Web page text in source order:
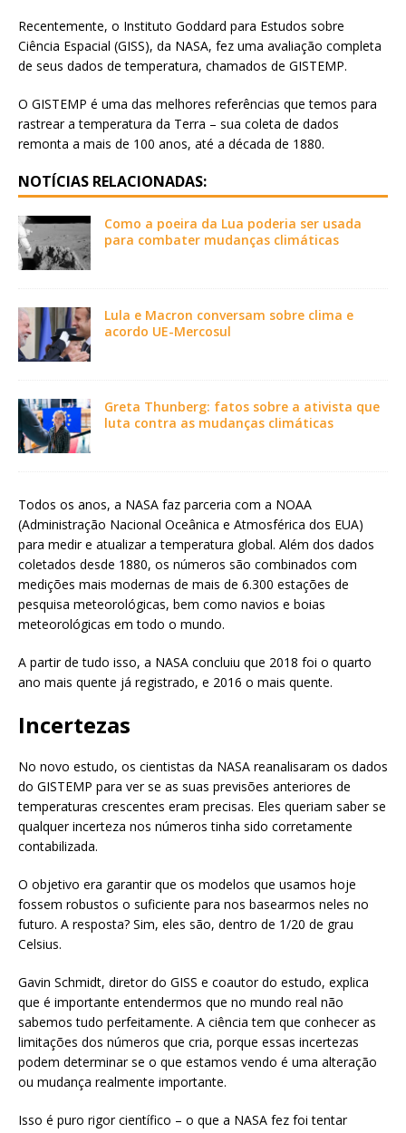
Recentemente, o Instituto Goddard para Estudos sobre
Ciência Espacial (GISS), da NASA, fez uma avaliação completa
de seus dados de temperatura, chamados de GISTEMP.
O GISTEMP é uma das melhores referências que temos para
rastrear a temperatura da Terra – sua coleta de dados
remonta a mais de 100 anos, até a década de 1880.
NOTÍCIAS RELACIONADAS:
Como a poeira da Lua poderia ser usada
para combater mudanças climáticas
Lula e Macron conversam sobre clima e
acordo UE-Mercosul
Greta Thunberg: fatos sobre a ativista que
luta contra as mudanças climáticas
Todos os anos, a NASA faz parceria com a NOAA
(Administração Nacional Oceânica e Atmosférica dos EUA)
para medir e atualizar a temperatura global. Além dos dados
coletados desde 1880, os números são combinados com
medições mais modernas de mais de 6.300 estações de
pesquisa meteorológicas, bem como navios e boias
meteorológicas em todo o mundo.
A partir de tudo isso, a NASA concluiu que 2018 foi o quarto
ano mais quente já registrado, e 2016 o mais quente.
Incertezas
No novo estudo, os cientistas da NASA reanalisaram os dados
do GISTEMP para ver se as suas previsões anteriores de
temperaturas crescentes eram precisas. Eles queriam saber se
qualquer incerteza nos números tinha sido corretamente
contabilizada.
O objetivo era garantir que os modelos que usamos hoje
fossem robustos o suficiente para nos basearmos neles no
futuro. A resposta? Sim, eles são, dentro de 1/20 de grau
Celsius.
Gavin Schmidt, diretor do GISS e coautor do estudo, explica
que é importante entendermos que no mundo real não
sabemos tudo perfeitamente. A ciência tem que conhecer as
limitações dos números que cria, porque essas incertezas
podem determinar se o que estamos vendo é uma alteração
ou mudança realmente importante.
Isso é puro rigor científico – o que a NASA fez foi tentar